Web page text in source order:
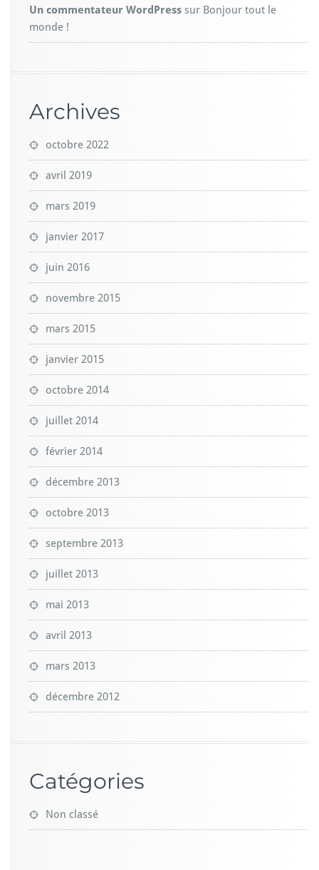
Un commentateur WordPress sur Bonjour tout le
monde !
Archives
octobre 2022
avril 2019
mars 2019
janvier 2017
juin 2016
novembre 2015
mars 2015
janvier 2015
octobre 2014
juillet 2014
février 2014
décembre 2013
octobre 2013
septembre 2013
juillet 2013
mai 2013
avril 2013
mars 2013
décembre 2012
Catégories
Non classé